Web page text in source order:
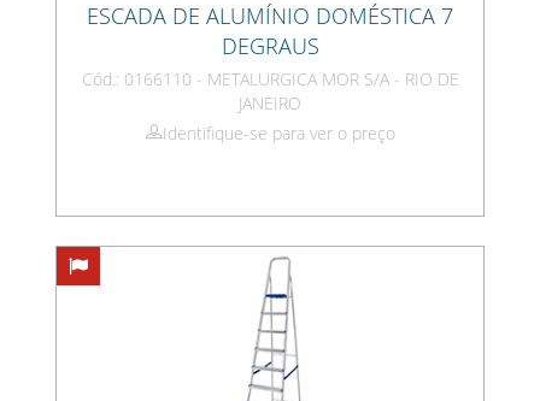
ESCADA DE ALUMÍNIO DOMÉSTICA 7
DEGRAUS
Cód.: 0166110 - METALURGICA MOR S/A - RIO DE
JANEIRO
Identifique-se para ver o preço